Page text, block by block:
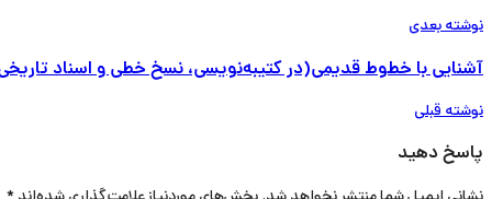
نوشته بعدی
آشنایی با خطوط قدیمی(در کتیبه‌نویسی، نسخ خطی و اسناد
نوشته قبلی
پاسخ دهید